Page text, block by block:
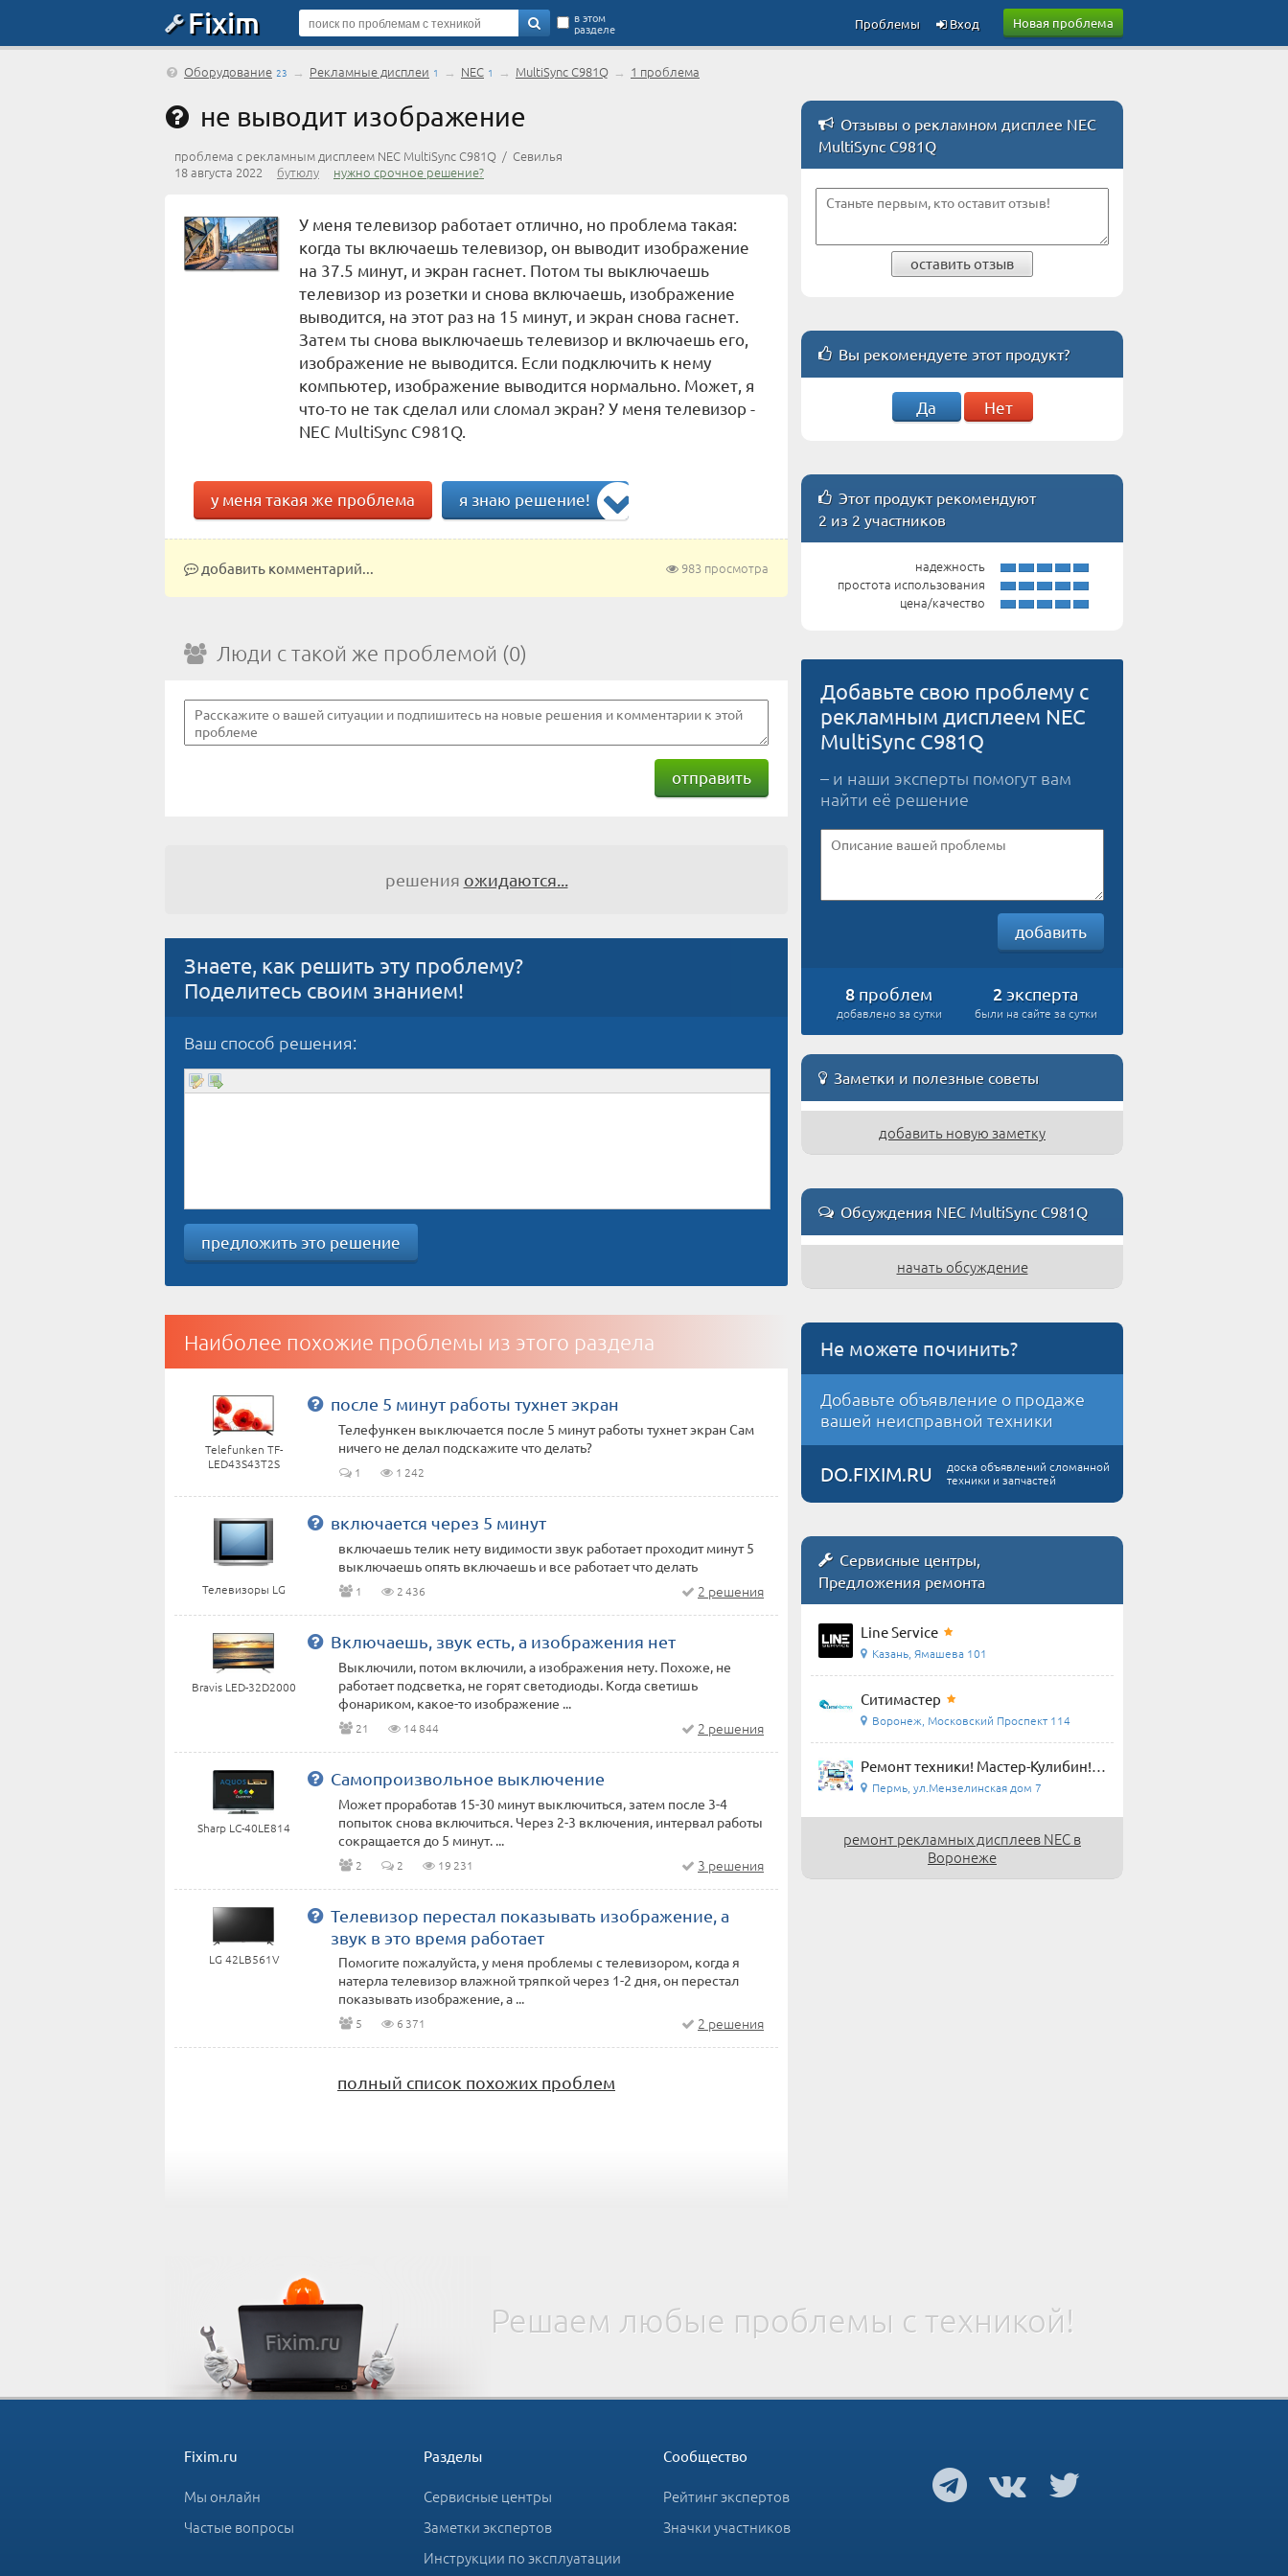
Fixim Новая проблема
в этом
разделе Вход
Проблемы
Оборудование 23 → Рекламные дисплеи 1 → NEC 1 → MultiSync C981Q → 1 проблема
не выводит изображение
проблема с рекламным дисплеем NEC MultiSync C981Q / Севилья
18 августа 2022 бутюлу нужно срочное решение?
У меня телевизор работает отлично, но проблема такая:
когда ты включаешь телевизор, он выводит изображение
на 37.5 минут, и экран гаснет. Потом ты выключаешь
телевизор из розетки и снова включаешь, изображение
выводится, на этот раз на 15 минут, и экран снова гаснет.
Затем ты снова выключаешь телевизор и включаешь его,
изображение не выводится. Если подключить к нему
компьютер, изображение выводится нормально. Может, я
что-то не так сделал или сломал экран? У меня телевизор -
NEC MultiSync C981Q.
у меня такая же проблема я знаю решение!
983 просмотра
добавить комментарий...
Люди с такой же проблемой (0)
отправить
решения ожидаются...
Знаете, как решить эту проблему?
Поделитесь своим знанием!
Ваш способ решения:
предложить это решение
Наиболее похожие проблемы из этого раздела
Telefunken TF-
LED43S43T2S
после 5 минут работы тухнет экран
Телефункен выключается после 5 минут работы тухнет экран Сам
ничего не делал подскажите что делать?
1 1 242
Телевизоры LG
включается через 5 минут
включаешь телик нету видимости звук работает проходит минут 5
выключаешь опять включаешь и все работает что делать
1 2 436 2 решения
Bravis LED-32D2000
Включаешь, звук есть, а изображения нет
Выключили, потом включили, а изображения нету. Похоже, не
работает подсветка, не горят светодиоды. Когда светишь
фонариком, какое-то изображение ...
21 14 844 2 решения
Sharp LC-40LE814
Самопроизвольное выключение
Может проработав 15-30 минут выключиться, затем после 3-4
попыток снова включиться. Через 2-3 включения, интервал работы
сокращается до 5 минут. ...
2 2 19 231 3 решения
LG 42LB561V
Телевизор перестал показывать изображение, а
звук в это время работает
Помогите пожалуйста, у меня проблемы с телевизором, когда я
натерла телевизор влажной тряпкой через 1-2 дня, он перестал
показывать изображение, а ...
5 6 371 2 решения
полный список похожих проблем
Отзывы о рекламном дисплее NEC
MultiSync C981Q
оставить отзыв
Вы рекомендуете этот продукт?
Да Нет
Этот продукт рекомендуют
2 из 2 участников
надежность
простота использования
цена/качество
Добавьте свою проблему с
рекламным дисплеем NEC
MultiSync C981Q
– и наши эксперты помогут вам
найти её решение
добавить
8 проблем
добавлено за сутки
2 эксперта
были на сайте за сутки
Заметки и полезные советы
добавить новую заметку
Обсуждения NEC MultiSync C981Q
начать обсуждение
Не можете починить?
Добавьте объявление о продаже
вашей неисправной техники
DO.FIXIM.RU
доска объявлений сломанной
техники и запчастей
Сервисные центры,
Предложения ремонта
Line Service
Казань, Ямашева 101
Ситимастер
Воронеж, Московский Проспект 114
Ремонт техники! Мастер-Кулибин!
Пермь, ул.Мензелинская дом 7
ремонт рекламных дисплеев NEC в
Воронеже
Решаем любые проблемы с техникой!
Fixim.ru
Мы онлайн
Частые вопросы
Разделы
Сервисные центры
Заметки экспертов
Инструкции по эксплуатации
Сообщество
Рейтинг экспертов
Значки участников